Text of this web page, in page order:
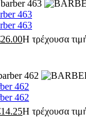
463
463
26.00Η τρέχουσα
462
462
14.25Η τρέχουσα